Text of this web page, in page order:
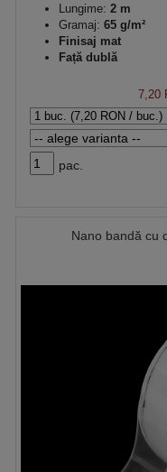
Lungime: 2 m
Gramaj: 65 g/m²
Finisaj mat
Față dublă
7,20
pac.
Nano bandă cu